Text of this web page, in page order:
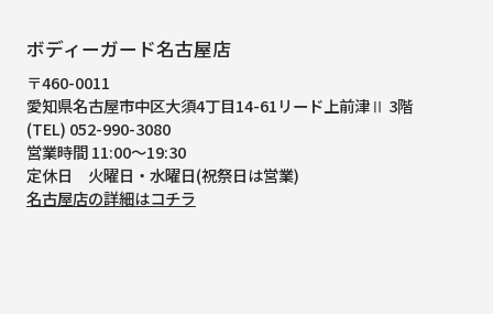
ボディーガード名古屋店
〒460-0011
愛知県名古屋市中区大須4丁目14-61リード上前津Ⅱ 3階
(TEL) 052-990-3080
営業時間 11:00～19:30
定休日 火曜日・水曜日(祝祭日は営業)
名古屋店の詳細はコチラ